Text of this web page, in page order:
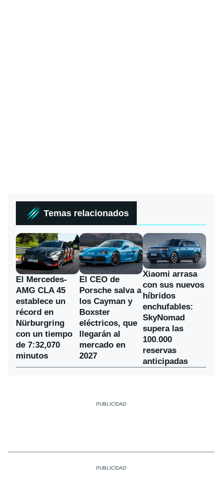
Temas relacionados
El Mercedes-
AMG CLA 45
establece un
récord en
Nürburgring
con un tiempo
de 7:32,070
minutos
El CEO de
Porsche salva a
los Cayman y
Boxster
eléctricos, que
llegarán al
mercado en
2027
Xiaomi arrasa
con sus nuevos
híbridos
enchufables:
SkyNomad
supera las
100.000
reservas
anticipadas